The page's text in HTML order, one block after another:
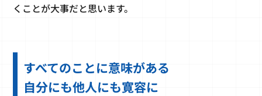
くことが大事だと思います。
すべてのことに意味がある
自分にも他人にも寛容に